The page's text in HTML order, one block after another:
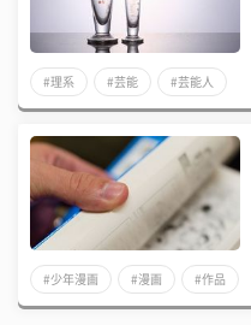
#理系 #芸能 #芸能人
#少年漫画 #漫画 #作品